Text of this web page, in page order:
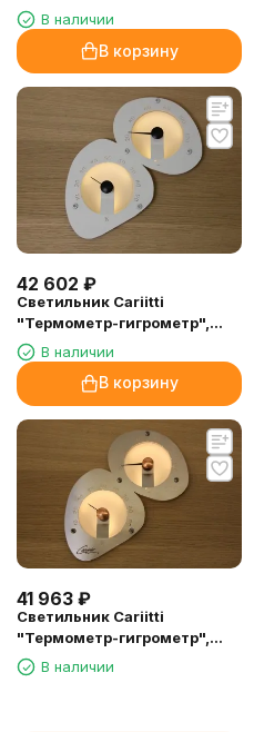
часы, термометр,
гигрометр)
В наличии
В корзину
42 602 ₽
Светильник Cariitti
"Термометр-гигрометр",
белыйВ наличии
В корзину
41 963 ₽
Светильник Cariitti
"Термометр-гигрометр",
нержавеющая сталь
В наличии